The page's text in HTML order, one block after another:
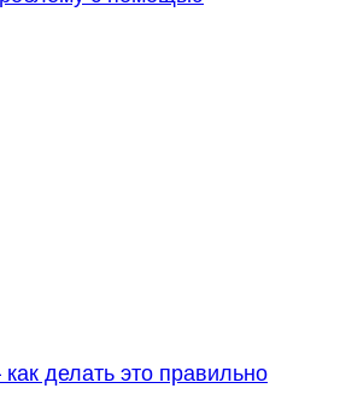
делать это правильно